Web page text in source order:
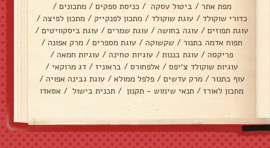
מפת אתר / ביטול עסקה / כניסת ספקים / מתכונים /
כדורי שוקולד / עוגת שוקולד / מתכון לפנקייק / מתכון לפיצה /
עוגת תפוזים / עוגה בחושה / עוגת שמרים / עוגת ביסקוויטים /
תפוח אדמה בתנור / שקשוקה / עוגת מספרים / מרק אפונה /
פריקסה / עוגת בננות / עוגיות טחינה / עוגיות חמאה /
עוגיות שוקולד צ׳יפס / אלפחורס / בראוניז / דג מרוקאי /
עוף בתנור / מרק עדשים / פלפל ממולא / עוגת גבינה אפויה /
מתכון לאורז / תנאי שימוש - תקנון / תכנית בישול / אסאדו